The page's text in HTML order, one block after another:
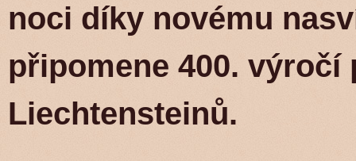
noci díky novému
připomene 400.
Liechtensteinů.